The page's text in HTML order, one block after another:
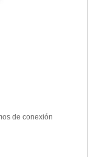
de conexión